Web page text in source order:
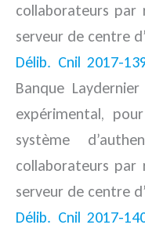
collaborateurs par
serveur de centre
Délib. Cnil 2017-
Banque
expérimental,
système
collaborateurs par
serveur de centre
Délib. Cnil 2017-